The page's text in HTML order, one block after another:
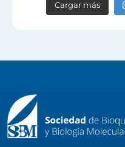
Cargar más